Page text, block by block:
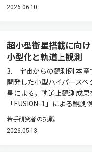
2026.06.10
超小型衛星搭載に向
小型化と軌道上観測
3. 宇宙からの観測例 本章
開発した小型ハイパース
星による，軌道上観測成
「FUSION-1」による観測
若手研究者の挑戦
2026.05.13